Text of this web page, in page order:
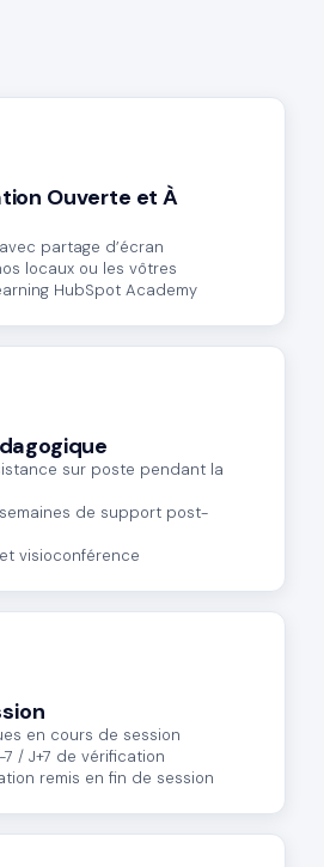
Ouverte et À
partage d’écran
locaux ou les vôtres
HubSpot Academy
sur poste pendant la
de support post-
visioconférence
en cours de session
/ J+7 de vérification
remis en fin de session